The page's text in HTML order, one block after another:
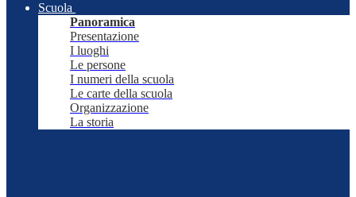
Scuola
Panoramica
Presentazione
I luoghi
Le persone
I numeri della scuola
Le carte della scuola
Organizzazione
La storia